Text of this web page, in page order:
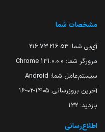
مشخصات شما
آی‌پی شما: 216.73.216.53
مرورگر شما: 131.0.0.0 Chrome
سیستم‌عامل شما: Android
آخرین بروزرسانی: ۱۴۰۵-۰۲-۱۶
بازدید: 132
اطلاع‌رسانی